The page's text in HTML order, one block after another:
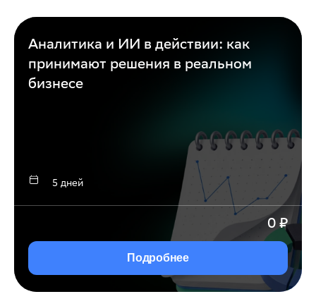
Аналитика и ИИ в действии: как
принимают решения в реальном
бизнесе
5 дней
0 ₽
Подробнее